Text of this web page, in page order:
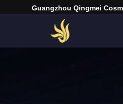
Guangzhou Qingmei